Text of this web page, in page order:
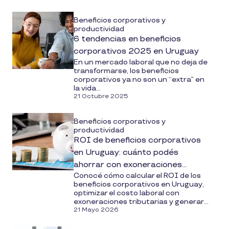
Beneficios corporativos y
productividad
6 tendencias en beneficios
corporativos 2025 en Uruguay
En un mercado laboral que no deja de
transformarse, los beneficios
corporativos ya no son un “extra” en
la vida...
21 Octubre 2025
Beneficios corporativos y
productividad
ROI de beneficios corporativos
en Uruguay: cuánto podés
ahorrar con exoneraciones
tributarias
Conocé cómo calcular el ROI de los
beneficios corporativos en Uruguay,
optimizar el costo laboral con
exoneraciones tributarias y generar...
21 Mayo 2026